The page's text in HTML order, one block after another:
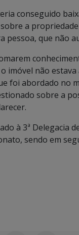
conseguido
a
pessoa, que não
imóvel não
foi abordado no
sobre a
à 3ª Delegacia
sendo em